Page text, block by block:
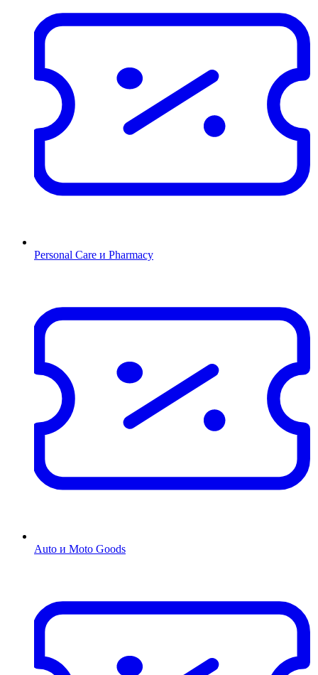
Personal Care и Pharmacy
Auto и Moto Goods